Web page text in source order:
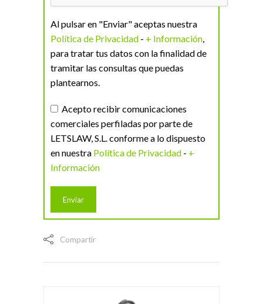
Al pulsar en "Enviar" aceptas nuestra
Política de Privacidad - + Información,
para tratar tus datos con la finalidad de
tramitar las consultas que puedas
plantearnos.
Acepto recibir comunicaciones
comerciales perfiladas por parte de
LETSLAW, S.L. conforme a lo dispuesto
en nuestra Política de Privacidad - +
Información
Compartir